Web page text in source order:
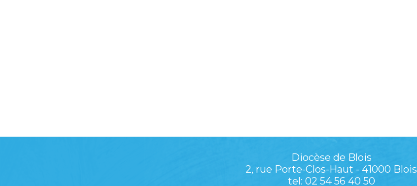
Diocèse de Blois
2, rue Porte-Clos-Haut - 41000 Blois
tel: 02 54 56 40 50